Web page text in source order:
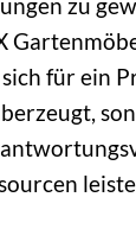
für ein